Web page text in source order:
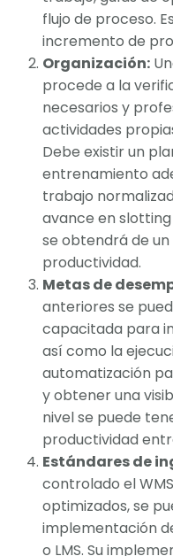
flujo de proceso.
incremento de
Organización:
procede a la
necesarios y
actividades
Debe existir un
entrenamiento
trabajo
avance en
se obtendrá de un
productividad.
Metas de
anteriores se
capacitada para
así como la
automatización
y obtener una
nivel se puede
productividad
Estándares de
controlado el
optimizados, se
implementación
o LMS. Su